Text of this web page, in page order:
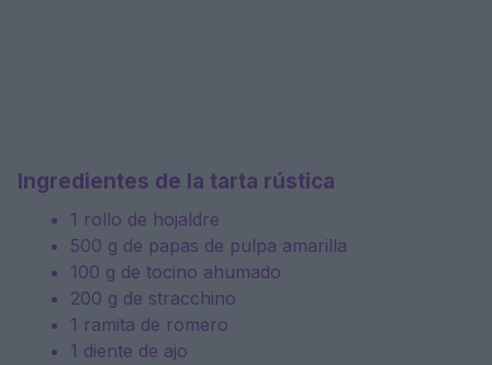
Ingredientes de la tarta rústica
1 rollo de hojaldre
500 g de papas de pulpa amarilla
100 g de tocino ahumado
200 g de stracchino
1 ramita de romero
1 diente de ajo